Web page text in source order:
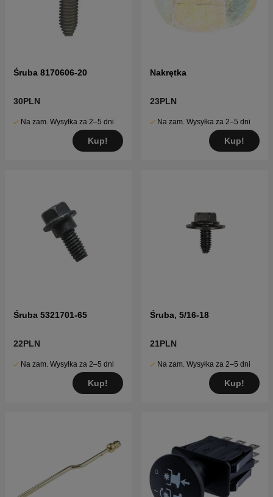
Śruba 8170606-20
30PLN
Na zam. Wysyłka za 2–5 dni
Kup!
Nakrętka
23PLN
Na zam. Wysyłka za 2–5 dni
Kup!
Śruba 5321701-65
22PLN
Na zam. Wysyłka za 2–5 dni
Kup!
Śruba, 5/16-18
21PLN
Na zam. Wysyłka za 2–5 dni
Kup!